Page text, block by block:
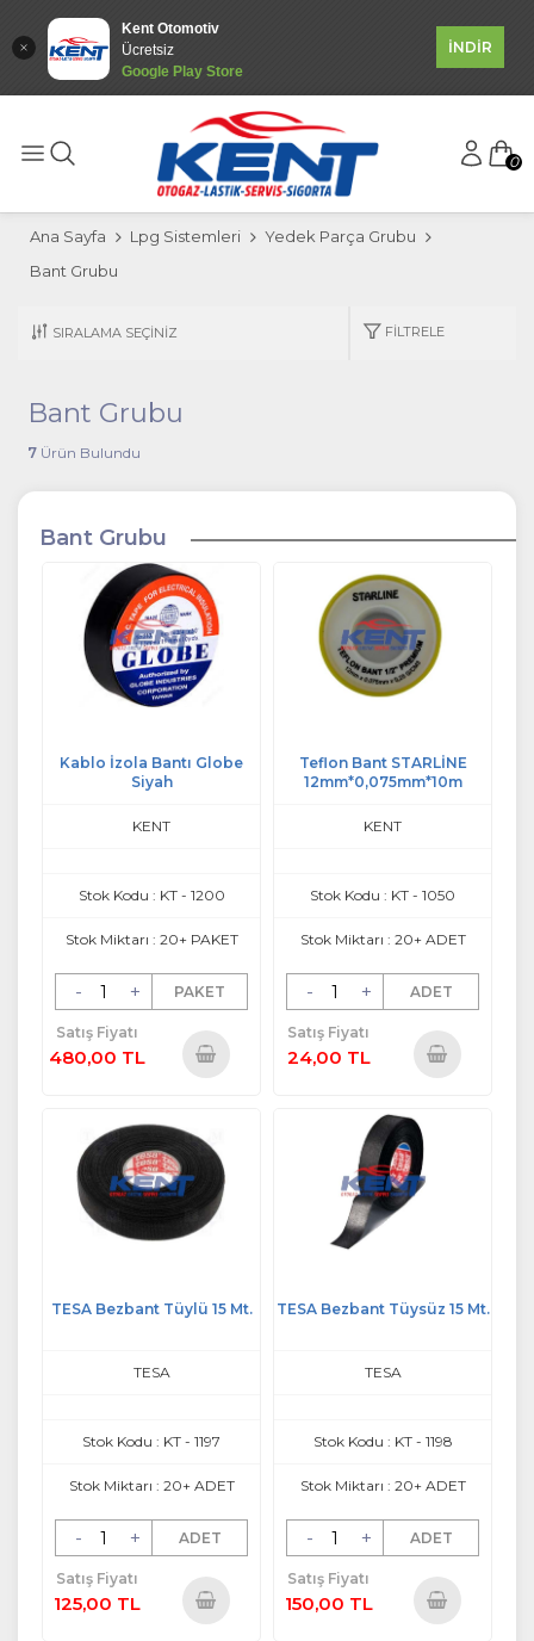
Kent Otomotiv
Ücretsiz
Google Play Store
İNDİR
0
Ana Sayfa Lpg Sistemleri
Yedek Parça Grubu
Bant Grubu
FILTRELE
Bant Grubu
7Ürün Bulundu
Bant Grubu
Kablo İzola Bantı Globe
Siyah
KENT
Stok Kodu : KT - 1200
Stok Miktarı : 20+ PAKET
- + PAKET
Satış Fiyatı
480,00 TL
Teflon Bant STARLİNE
12mm*0,075mm*10m
KENT
Stok Kodu : KT - 1050
Stok Miktarı : 20+ ADET
- + ADET
Satış Fiyatı
24,00 TL
TESA Bezbant Tüylü 15 Mt.
TESA
Stok Kodu : KT - 1197
Stok Miktarı : 20+ ADET
- + ADET
Satış Fiyatı
125,00 TL
TESA Bezbant Tüysüz 15 Mt.
TESA
Stok Kodu : KT - 1198
Stok Miktarı : 20+ ADET
- + ADET
Satış Fiyatı
150,00 TL